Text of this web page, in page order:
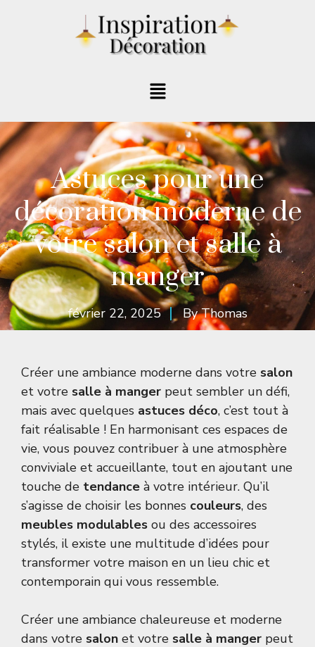
Astuces pour une
décoration moderne de
votre salon et salle à
manger
février 22, 2025 ByThomas
Créer une ambiance moderne dans votre salon
et votre salle à manger peut sembler un défi,
mais avec quelques astuces déco, c’est tout à
fait réalisable ! En harmonisant ces espaces de
vie, vous pouvez contribuer à une atmosphère
conviviale et accueillante, tout en ajoutant une
touche de tendance à votre intérieur. Qu’il
s’agisse de choisir les bonnes couleurs, des
meubles modulables ou des accessoires
stylés, il existe une multitude d’idées pour
transformer votre maison en un lieu chic et
contemporain qui vous ressemble.
Créer une ambiance chaleureuse et moderne
dans votre salon et votre salle à manger peut